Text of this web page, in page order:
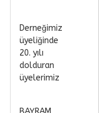
Derneğimiz
üyeliğinde
20. yılı
dolduran
üyelerimiz